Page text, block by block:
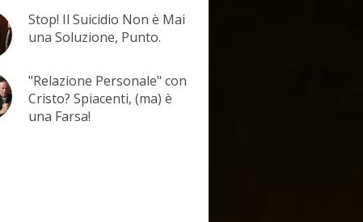
Stop! Il Suicidio Non è Mai
una Soluzione, Punto.
"Relazione Personale" con
Cristo? Spiacenti, (ma) è
una Farsa!